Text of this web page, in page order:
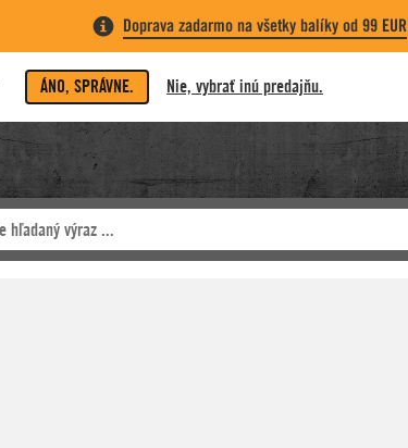
Doprava zadarmo na všetky balíky od 99 EUR
ÁNO, SPRÁVNE. Nie, vybrať inú predajňu.